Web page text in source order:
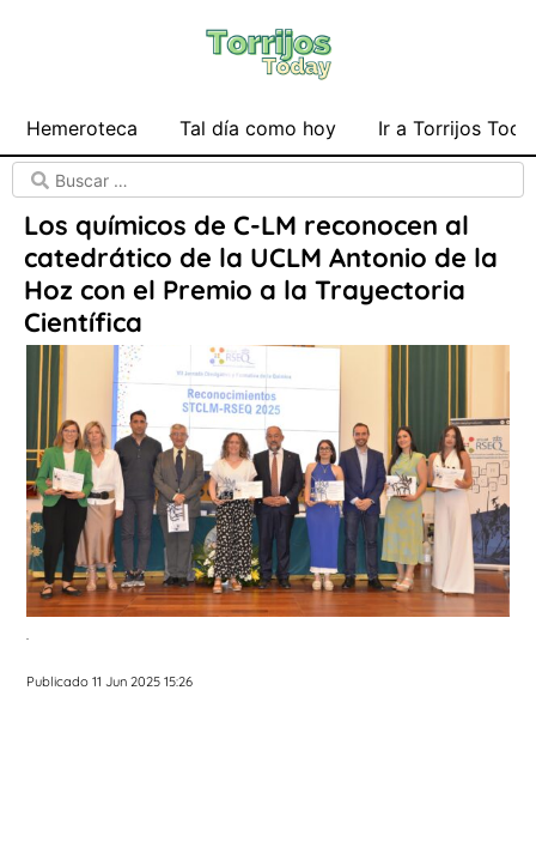
Hemeroteca Tal día como hoy Ir a Torrijos
Los químicos de C-LM reconocen al
catedrático de la UCLM Antonio de la
Hoz con el Premio a la Trayectoria
Científica
.
Publicado 11 Jun 2025 15:26